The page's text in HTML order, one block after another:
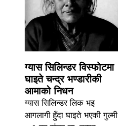
ग्यास सिलिन्डर विस्फोटमा
घाइते चन्द्र भण्डारीकी
आमाको निधन
ग्यास सिलिन्डर लिक भइ
आगलागी हुँदा घाइते भएकी गुल्मी